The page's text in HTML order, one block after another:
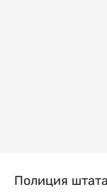
Полиция